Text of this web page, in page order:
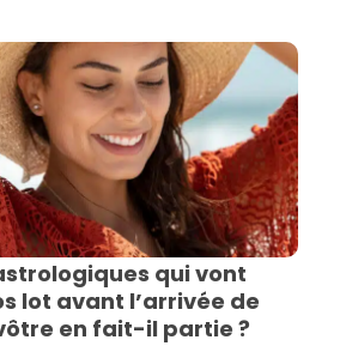
qui vont
lot avant l’arrivée de
en fait-il partie ?